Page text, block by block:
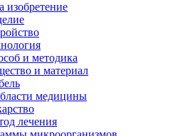
изобретение
и методика
и материал
медицины
лечения